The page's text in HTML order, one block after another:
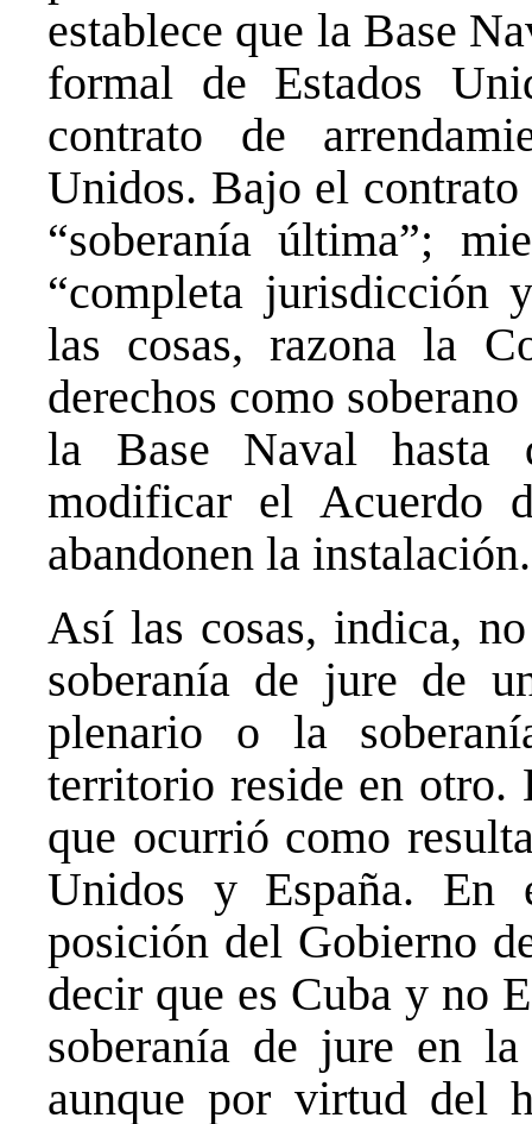
establece que la Base
formal de Estados
contrato de
Unidos. Bajo el
“soberanía última”;
“completa jurisdicción
las cosas, razona la
derechos como
la Base Naval hasta
modificar el Acuerdo
abandonen la instalación.
Así las cosas, indica,
soberanía de jure de
plenario o la
territorio reside en
que ocurrió como
Unidos y España. En
posición del Gobierno
decir que es Cuba y no
soberanía de jure en
aunque por virtud del